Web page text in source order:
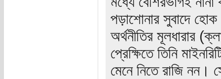
পড়াশোনার সুবাদে হোক
অর্থনীতির মূলধারার
প্রেক্ষিতে তিনি
মেনে নিতে রাজি নন।